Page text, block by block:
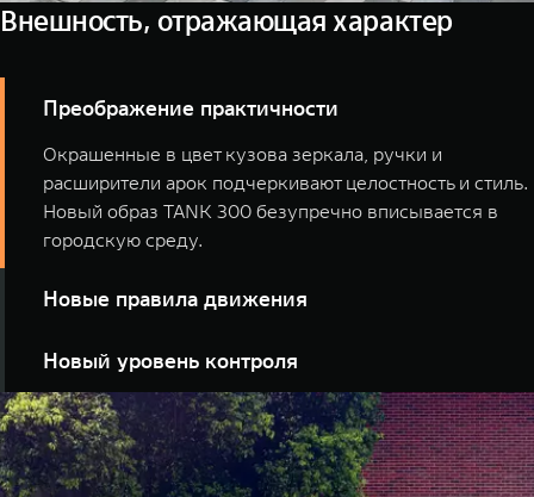
Внешность, отражающая характер
Преображение практичности
Окрашенные в цвет кузова зеркала, ручки и
расширители арок подчеркивают целостность и стиль.
Новый образ TANK 300 безупречно вписывается в
городскую среду.
Новые правила движения
установлены диски увеличенного размера и нового
дизайна.
Новый уровень контроля
Новое рулевое колесо с улучшенной эргономикой
превращает любое путешествие в удовольствие.